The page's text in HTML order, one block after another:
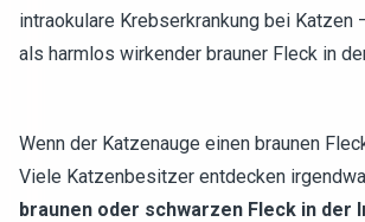
intraokulare Krebserkrankung bei Katzen
als harmlos wirkender brauner Fleck in
Wenn der Katzenauge einen braunen
Viele Katzenbesitzer entdecken
braunen oder schwarzen Fleck in der